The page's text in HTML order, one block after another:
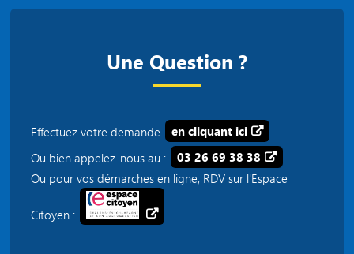
Une Question ?
Effectuez votre demande
en cliquant ici
Ou bien appelez-nous au :
03 26 69 38 38
Ou pour vos démarches en ligne, RDV sur l'Espace
Citoyen :